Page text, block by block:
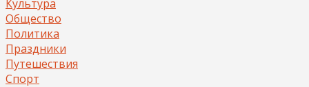
Культура
Общество
Политика
Праздники
Путешествия
Спорт